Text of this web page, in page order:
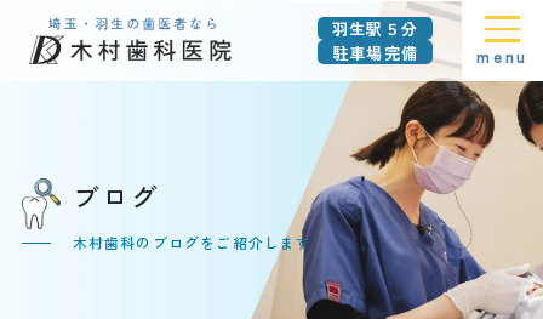
羽生駅５分
駐車場完備
menu
ブログ
木村歯科のブログをご紹介します